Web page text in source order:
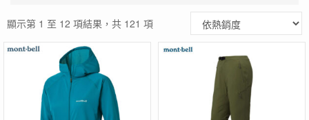
顯示第 1 至 12 項結果，共 121 項